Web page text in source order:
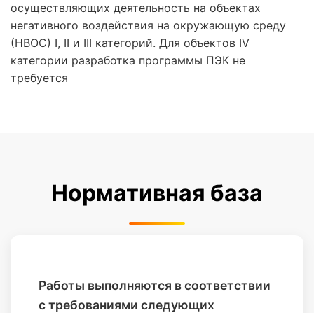
осуществляющих деятельность на объектах
негативного воздействия на окружающую среду
(НВОС) I, II и III категорий. Для объектов IV
категории разработка программы ПЭК не
требуется
Нормативная база
Работы выполняются в соответствии
с требованиями следующих